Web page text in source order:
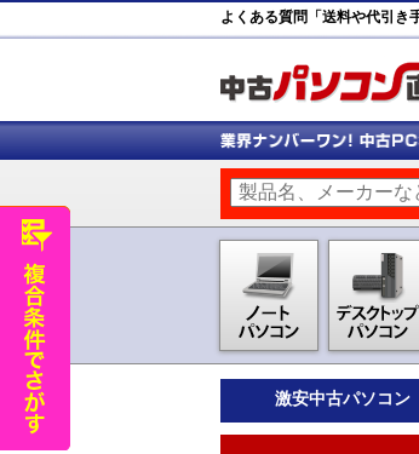
よくある質問「送料や代引き
激安中古パソコン